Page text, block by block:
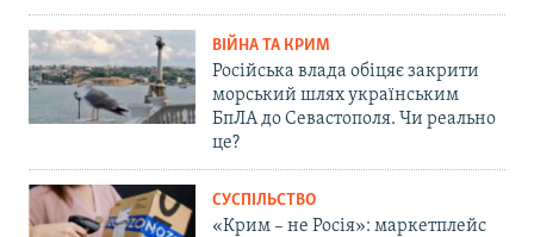
ВІЙНА ТА КРИМ
Російська влада обіцяє закрити
морський шлях українським
БпЛА до Севастополя. Чи реально
це?
СУСПІЛЬСТВО
«Крим – не Росія»: маркетплейс